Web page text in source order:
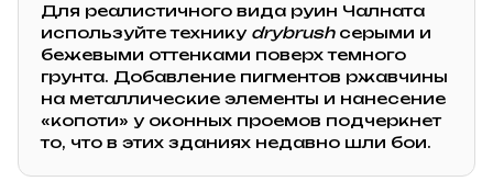
Для реалистичного вида руин Чалната
используйте технику drybrushсерыми и
бежевыми оттенками поверх темного
грунта. Добавление пигментов ржавчины
на металлические элементы и нанесение
«копоти» у оконных проемов подчеркнет
то, что в этих зданиях недавно шли бои.